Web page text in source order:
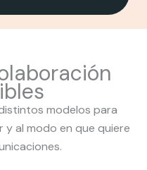
modelos para
al modo en que quiere